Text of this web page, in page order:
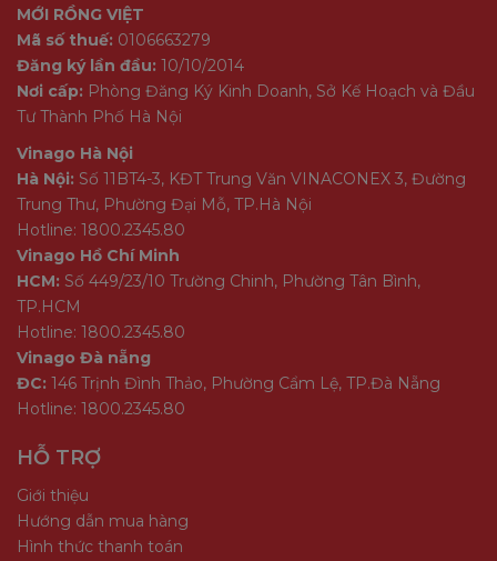
MỚI RỒNG VIỆT
Mã số thuế: 0106663279
Đăng ký lần đầu: 10/10/2014
Nơi cấp: Phòng Đăng Ký Kinh Doanh, Sở Kế Hoạch và Đầu
Tư Thành Phố Hà Nội
Vinago Hà Nội
Hà Nội: Số 11BT4-3, KĐT Trung Văn VINACONEX 3, Đường
Trung Thư, Phường Đại Mỗ, TP.Hà Nội
Hotline: 1800.2345.80
Vinago Hồ Chí Minh
HCM: Số 449/23/10 Trường Chinh, Phường Tân Bình,
TP.HCM
Hotline: 1800.2345.80
Vinago Đà nẵng
ĐC: 146 Trịnh Đình Thảo, Phường Cẩm Lệ, TP.Đà Nẵng
Hotline: 1800.2345.80
HỖ TRỢ
Giới thiệu
Hướng dẫn mua hàng
Hình thức thanh toán